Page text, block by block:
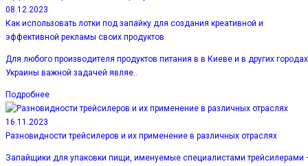
08.12.2023
Как использовать лотки под запайку для создания креативной и
эффективной рекламы своих продуктов
Для любого производителя продуктов питания в в Киеве и в других городах
Украины важной задачей являе..
Подробнее
16.11.2023
Разновидности трейсилеров и их применение в различных отраслях
Запайщики для упаковки пищи, именуемые специалистами трейсилерами